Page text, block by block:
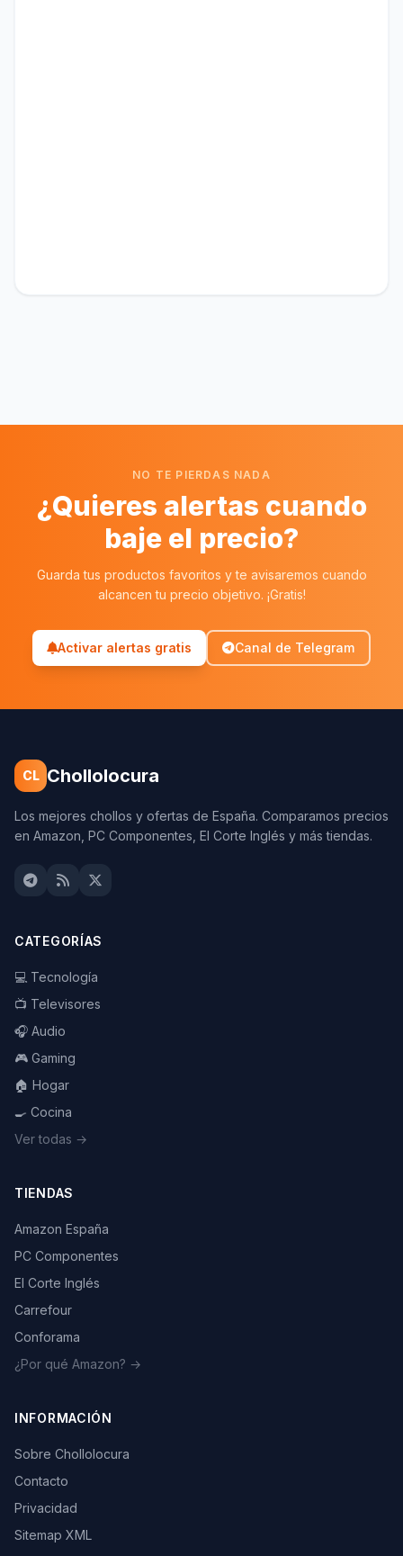
NO TE PIERDAS NADA
¿Quieres alertas cuando
baje el precio?
Guarda tus productos favoritos y te avisaremos cuando
alcancen tu precio objetivo. ¡Gratis!
Activar alertas gratis Canal de Telegram
CL Chollolocura
Los mejores chollos y ofertas de España. Comparamos precios
en Amazon, PC Componentes, El Corte Inglés y más tiendas.
CATEGORÍAS
💻 Tecnología
📺 Televisores
🎧 Audio
🎮 Gaming
🏠 Hogar
🍳 Cocina
Ver todas →
TIENDAS
Amazon España
PC Componentes
El Corte Inglés
Carrefour
Conforama
¿Por qué Amazon? →
INFORMACIÓN
Sobre Chollolocura
Contacto
Privacidad
Sitemap XML